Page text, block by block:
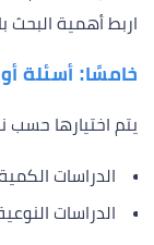
اربط أهمية البحث
خامسًا: أسئلة
يتم اختيارها حسب
الدراسات
الدراسات